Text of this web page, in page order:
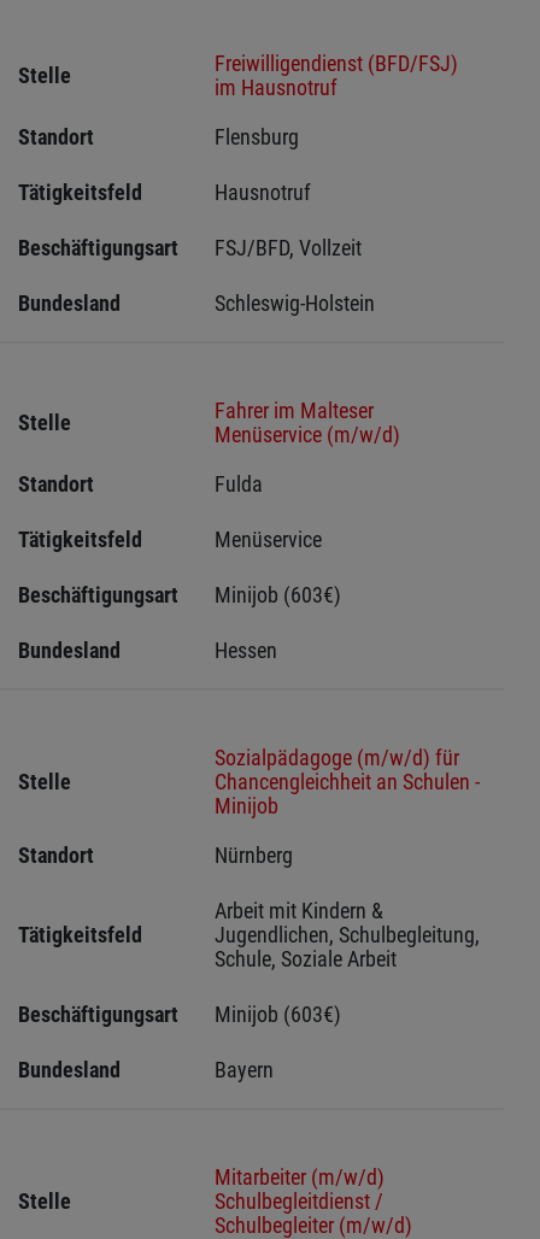
Stelle
Freiwilligendienst (BFD/FSJ)
im Hausnotruf
Standort
Flensburg
Tätigkeitsfeld Hausnotruf
Beschäftigungsart FSJ/BFD, Vollzeit
Bundesland Schleswig-Holstein
Stelle
Fahrer im Malteser
Menüservice (m/w/d)
Standort
Fulda
Tätigkeitsfeld Menüservice
Beschäftigungsart Minijob (603€)
Bundesland Hessen
Stelle
Sozialpädagoge (m/w/d) für
Chancengleichheit an Schulen -
Minijob
Standort
Nürnberg
Tätigkeitsfeld
Arbeit mit Kindern &
Jugendlichen, Schulbegleitung,
Schule, Soziale Arbeit
Beschäftigungsart Minijob (603€)
Bundesland Bayern
Stelle
Mitarbeiter (m/w/d)
Schulbegleitdienst /
Schulbegleiter (m/w/d)